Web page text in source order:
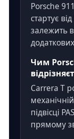
Porsche
стартує
залежить
Чим
Carrera T
підвісці
прямому